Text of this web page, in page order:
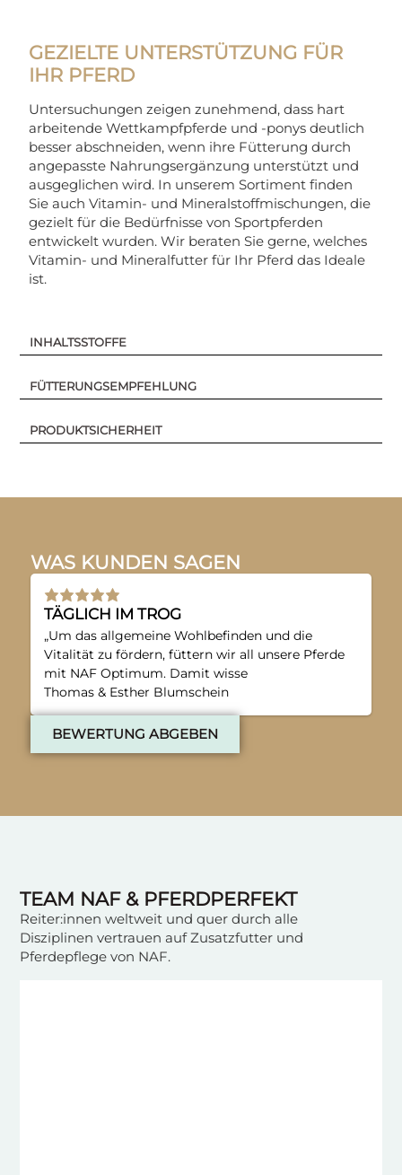
INHALTSSTOFFE
FÜTTERUNGSEMPFEHLUNG
PRODUKTSICHERHEIT
GEZIELTE UNTERSTÜTZUNG FÜR
IHR PFERD
Untersuchungen zeigen zunehmend, dass hart
arbeitende Wettkampfpferde und -ponys deutlich
besser abschneiden, wenn ihre Fütterung durch
angepasste Nahrungsergänzung unterstützt und
ausgeglichen wird. In unserem Sortiment finden
Sie auch Vitamin- und Mineralstoffmischungen, die
gezielt für die Bedürfnisse von Sportpferden
entwickelt wurden. Wir beraten Sie gerne, welches
Vitamin- und Mineralfutter für Ihr Pferd das Ideale
ist.
WAS KUNDEN SAGEN
TÄGLICH IM TROG
„Um das allgemeine Wohlbefinden und die
Vitalität zu fördern, füttern wir all unsere Pferde
mit NAF Optimum. Damit wisse
Thomas & Esther Blumschein
BEWERTUNG ABGEBEN
TEAM NAF & PFERDPERFEKT
Reiter:innen weltweit und quer durch alle
Disziplinen vertrauen auf Zusatzfutter und
Pferdepflege von NAF.